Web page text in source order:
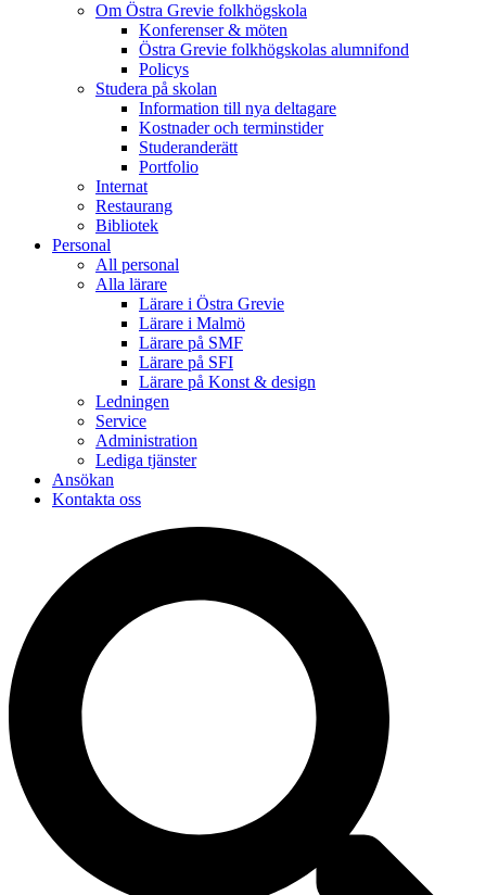
Om Östra Grevie folkhögskola
Konferenser & möten
Östra Grevie folkhögskolas alumnifond
Policys
Studera på skolan
Information till nya deltagare
Kostnader och terminstider
Studeranderätt
Portfolio
Internat
Restaurang
Bibliotek
Personal
All personal
Alla lärare
Lärare i Östra Grevie
Lärare i Malmö
Lärare på SMF
Lärare på SFI
Lärare på Konst & design
Ledningen
Service
Administration
Lediga tjänster
Ansökan
Kontakta oss